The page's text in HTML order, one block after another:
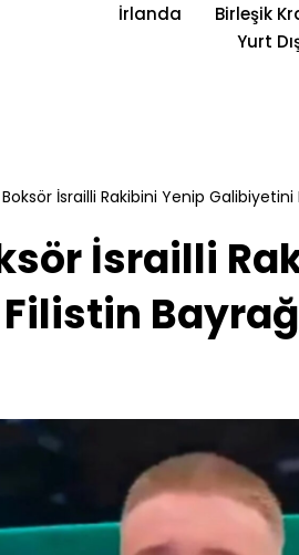
İrlanda Birleşik
Yurt
Boksör İsrailli Rakibini Yenip Galibiyetini
İsrailli